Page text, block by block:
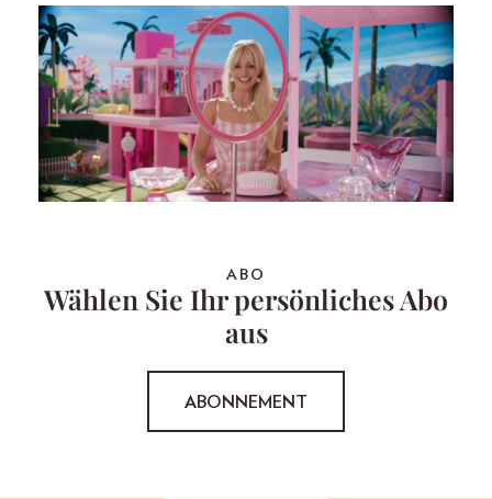
ABO
Wählen Sie Ihr persönliches Abo
aus
ABONNEMENT